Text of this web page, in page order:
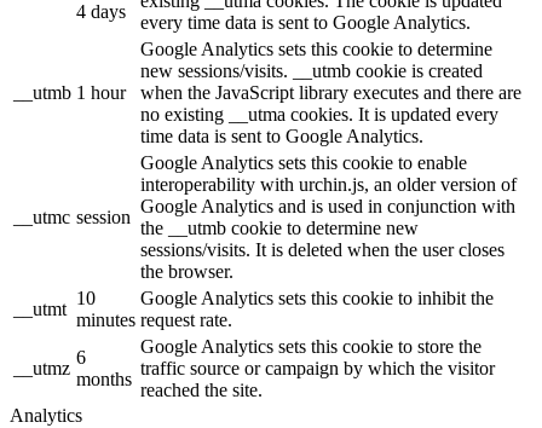
4 days
every time data is sent to Google Analytics.
__utmb 1 hour
Google Analytics sets this cookie to determine
new sessions/visits. __utmb cookie is created
when the JavaScript library executes and there are
no existing __utma cookies. It is updated every
time data is sent to Google Analytics.
__utmc session
Google Analytics sets this cookie to enable
interoperability with urchin.js, an older version of
Google Analytics and is used in conjunction with
the __utmb cookie to determine new
sessions/visits. It is deleted when the user closes
the browser.
__utmt
10
minutes
Google Analytics sets this cookie to inhibit the
request rate.
__utmz
6
months
Google Analytics sets this cookie to store the
traffic source or campaign by which the visitor
reached the site.
Analytics